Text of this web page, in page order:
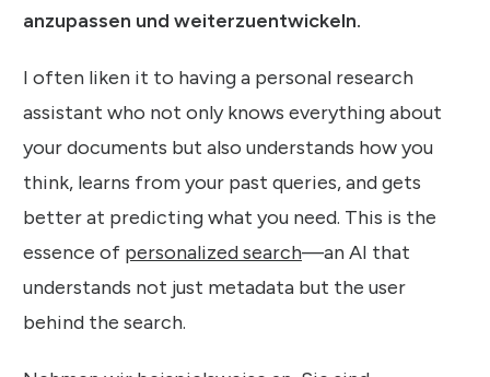
anzupassen und weiterzuentwickeln.
I often liken it to having a personal research
assistant who not only knows everything about
your documents but also understands how you
think, learns from your past queries, and gets
better at predicting what you need. This is the
essence of personalized search—an AI that
understands not just metadata but the user
behind the search.